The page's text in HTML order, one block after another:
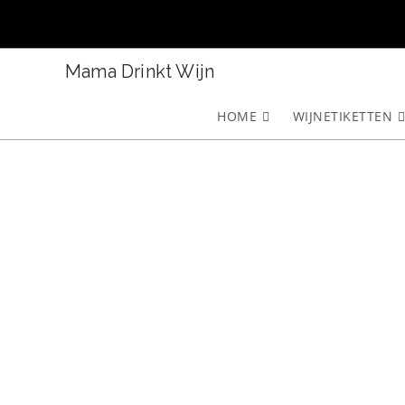
Mama Drinkt Wijn
HOME WIJNETIKETTEN